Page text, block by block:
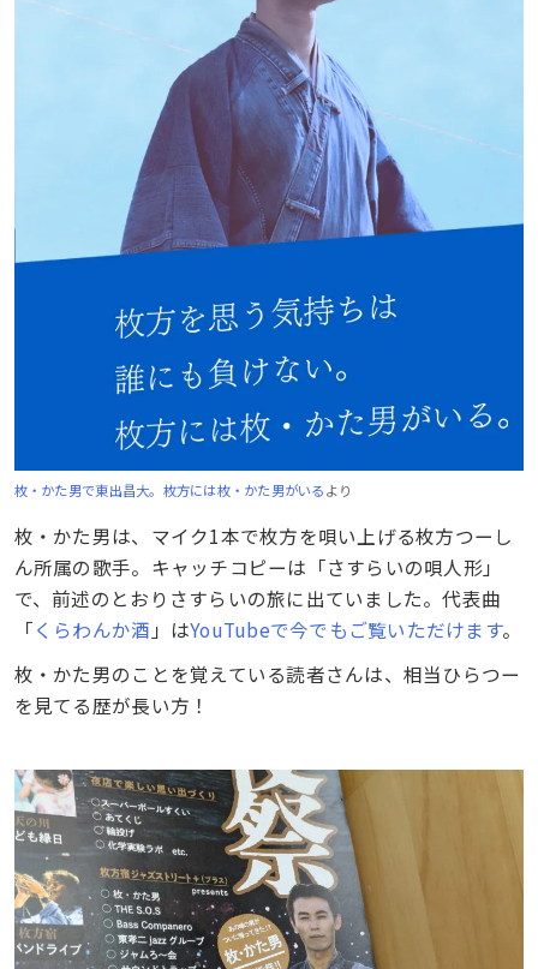
枚・かた男で東出昌大。枚方には枚・かた男がいるより
枚・かた男は、マイク1本で枚方を唄い上げる枚方つーし
ん所属の歌手。キャッチコピーは「さすらいの唄人形」
で、前述のとおりさすらいの旅に出ていました。代表曲
「くらわんか酒 」はYouTubeで今でもご覧いただけます。
枚・かた男のことを覚えている読者さんは、相当ひらつー
を見てる歴が長い方！